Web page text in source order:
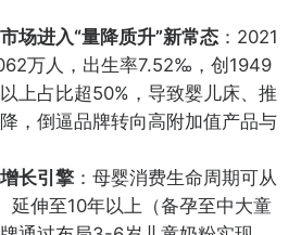
场进入“量降质升”新常态：2021
万人，出生率7.52‰，创1949
上占比超50%，导致婴儿床、推
，倒逼品牌转向高附加值产品与
长引擎：母婴消费生命周期可从
延伸至10年以上（备孕至中大童